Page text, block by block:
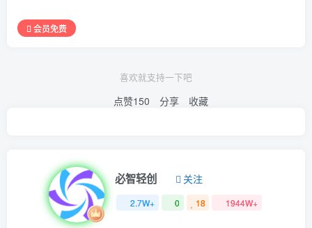
会员免费
喜欢就支持一下吧
点赞150 分享 收藏
必智轻创 关注
2.7W+ 0 18 1944W+